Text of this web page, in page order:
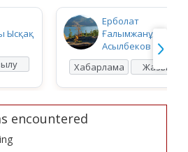
Ысқақ
Ерболат
Ғалымжанұлы
Асылбеков
Хабарлама
Жазылу
encountered